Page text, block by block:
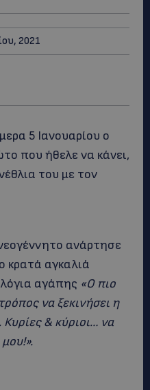
2021
5 Ιανουαρίου ο
που ήθελε να κάνει,
του με τον
ανάρτησε
κρατά αγκαλιά
αγάπης «Ο πιο
να ξεκινήσει η
& κύριοι… να